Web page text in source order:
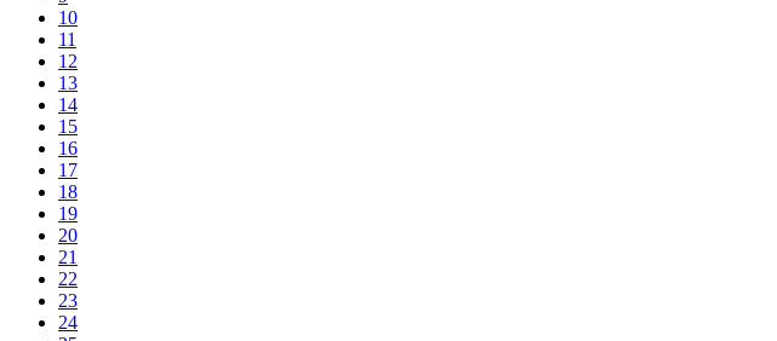
10
11
12
13
14
15
16
17
18
19
20
21
22
23
24